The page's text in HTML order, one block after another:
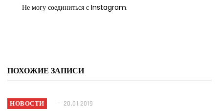
Не могу соединиться с Instagram.
ПОХОЖИЕ ЗАПИСИ
НОВОСТИ 20.01.2019